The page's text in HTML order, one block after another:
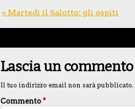
« Martedì il Salotto: gli ospiti
Lascia un commento
Il tuo indirizzo email non sarà pubblicato.
Commento*